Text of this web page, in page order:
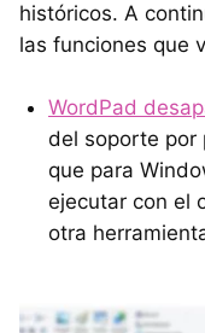
históricos. A
las funciones que
WordPad
del soporte por
que para
ejecutar con el
otra